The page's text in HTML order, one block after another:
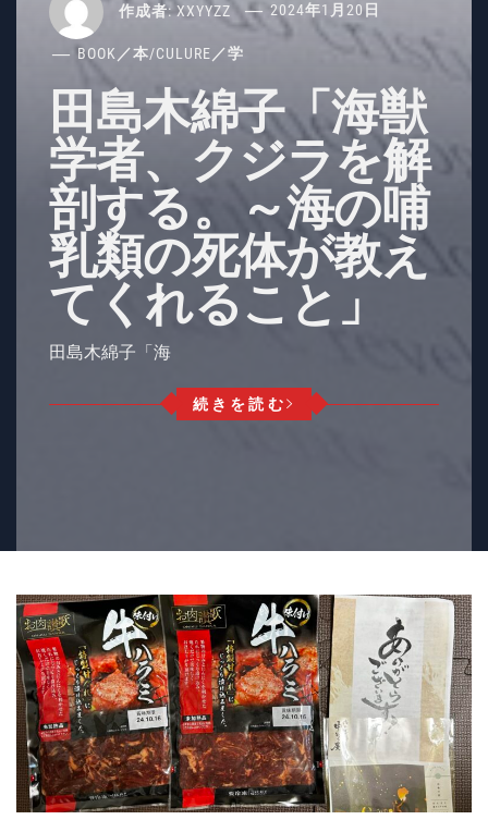
作成者: XXYYZZ 2024年1月20日
BOOK／本/CULURE／学
田島木綿子「海獣
学者、クジラを解
剖する。～海の哺
乳類の死体が教え
てくれること」
田島木綿子「海
続きを読む